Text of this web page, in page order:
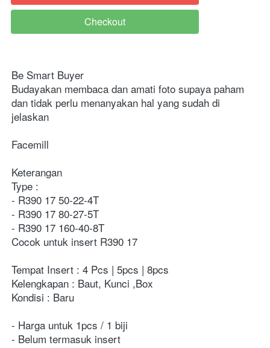
`
Checkout
Be Smart Buyer
Budayakan membaca dan amati foto supaya paham
dan tidak perlu menanyakan hal yang sudah di
jelaskan
Facemill
Keterangan
Type :
- R390 17 50-22-4T
- R390 17 80-27-5T
- R390 17 160-40-8T
Cocok untuk insert R390 17
Tempat Insert : 4 Pcs | 5pcs | 8pcs
Kelengkapan : Baut, Kunci ,Box
Kondisi : Baru
- Harga untuk 1pcs / 1 biji
- Belum termasuk insert